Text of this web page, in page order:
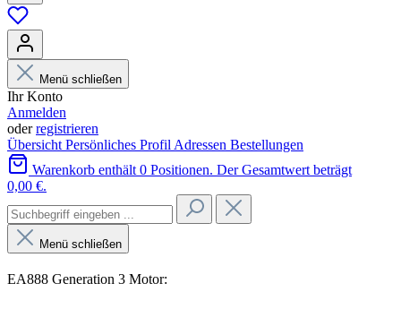
Menü schließen
Ihr Konto
Anmelden
oderregistrieren
Übersicht Persönliches Profil Adressen Bestellungen
Warenkorb enthält 0 Positionen. Der Gesamtwert beträgt
0,00 €.
Menü schließen
EA888 Generation 3 Motor: